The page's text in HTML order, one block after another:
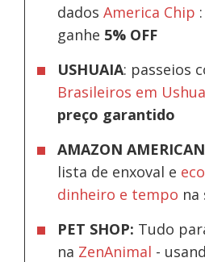
dadosAmerica Chip
ganhe 5% OFF
USHUAIA: passeios
Brasileiros em
preço garantido
AMAZON
lista de enxoval e
dinheiro e tempo na
PET SHOP: Tudo
na ZenAnimal -